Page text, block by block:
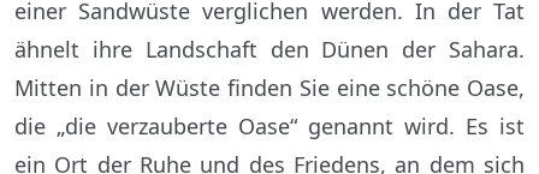
einer Sandwüste verglichen werden. In der Tat
ähnelt ihre Landschaft den Dünen der Sahara.
Mitten in der Wüste finden Sie eine schöne Oase,
die „die verzauberte Oase“ genannt wird. Es ist
ein Ort der Ruhe und des Friedens, an dem sich